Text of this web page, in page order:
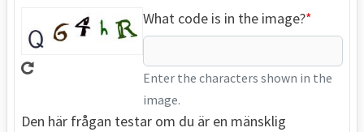
What code is in the image?
Enter the characters shown in the
image.
Den här frågan testar om du är en mänsklig